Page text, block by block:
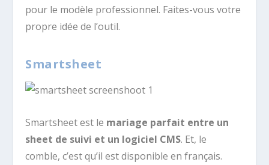
pour le modèle professionnel. Faites-vous votre
propre idée de l’outil.
Smartsheet
Smartsheet est le mariage parfait entre un
sheet de suivi et un logiciel CMS. Et, le
comble, c’est qu’il est disponible en français.